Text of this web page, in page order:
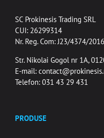
SC Prokinesis Trading SRL
CUI: 26299314
Nr. Reg. Com: J23/4374/2016
Str. Nikolai Gogol nr 1A,
E-mail:
Telefon: 031 43 29 431
PRODUSE